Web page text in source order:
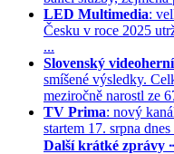
LED Multimedia:
Česku v roce 2025
...
Slovenský
smíšené výsledky.
meziročně narostl ze
TV Prima: nový
startem 17. srpna
Další krátké zprávy